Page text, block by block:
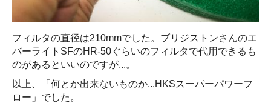
フィルタの直径は210mmでした。ブリジストンさんのエ
バーライトSFのHR-50ぐらいのフィルタで代用できるも
のがあるといいのですが...。
以上、「何とか出来ないものか...HKSスーパーパワーフ
ロー」でした。